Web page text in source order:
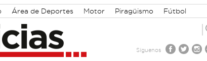
Área de Deportes Motor Piragüismo Fútbol
Síguenos